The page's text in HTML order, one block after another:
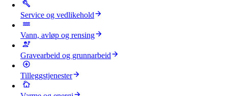
Service og vedlikehold
Vann, avløp og rensing
Gravearbeid og grunnarbeid
Tilleggstjenester